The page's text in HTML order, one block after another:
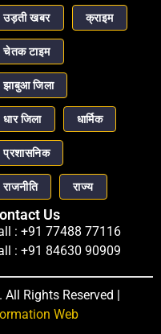
उड़ती खबर क्राइम
चेतक टाइम
झाबुआ जिला
धार जिला धार्मिक
प्रशासनिक
राजनीति राज्य
Us
: +91 77488 77116
: +91 84630 90909
. All Rights Reserved |
Web